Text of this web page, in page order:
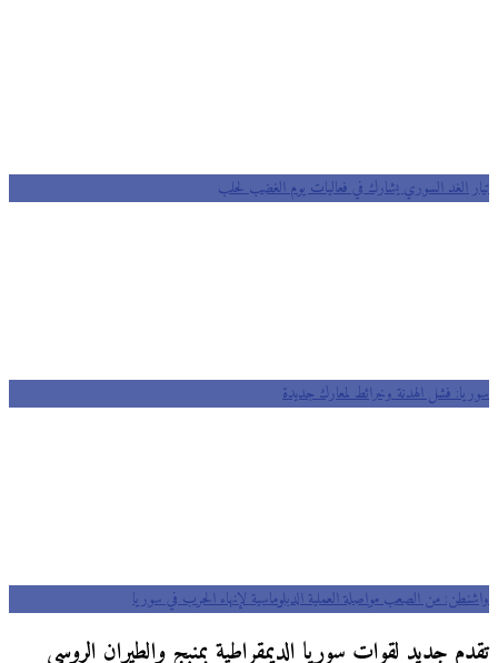
تيار الغد السوري يشارك في فعاليات يوم الغضب لحلب
سوريا: فشل الهدنة وخرائط لمعارك جديدة
واشنطن: من الصعب مواصلة العملية الدبلوماسية لإنهاء الحرب في سوريا
تقدم جديد لقوات سوريا الديمقراطية بمنبج والطيران الروسي